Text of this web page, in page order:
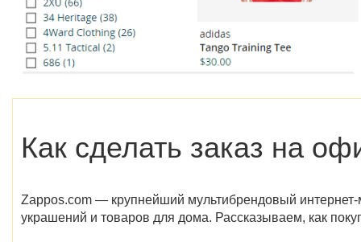
Как сделать заказ на
Zappos.com — крупнейший мультибрендовый
украшений и товаров для дома. Рассказываем, как